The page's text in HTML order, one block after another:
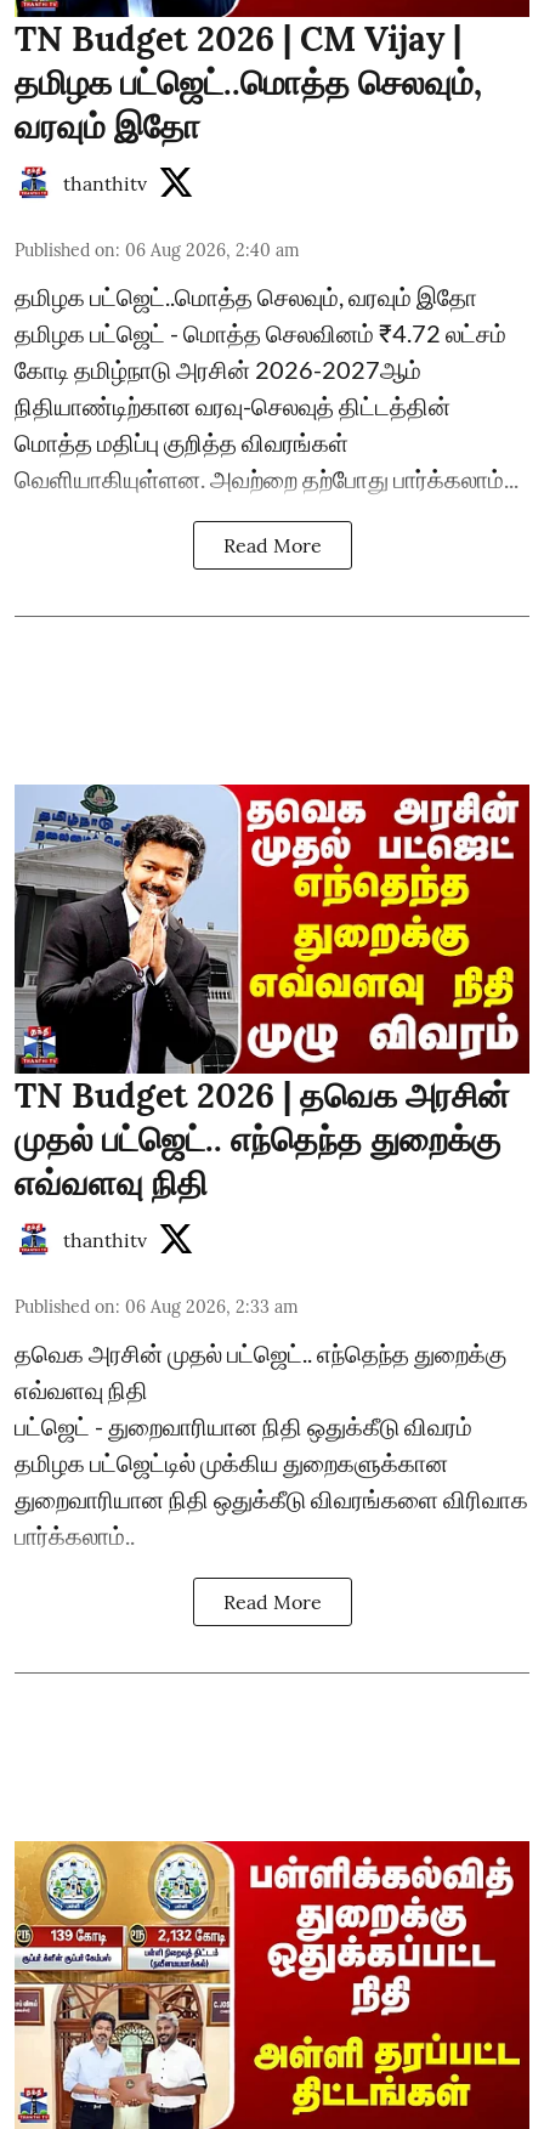
TN Budget 2026 | CM Vijay |
தமிழக பட்ஜெட்..மொத்த செலவும்,
வரவும் இதோ
thanthitv
Published on: 06 Aug 2026, 2:40 am
தமிழக பட்ஜெட்..மொத்த செலவும், வரவும் இதோ
தமிழக பட்ஜெட் - மொத்த செலவினம் ₹4.72 லட்சம்
கோடி தமிழ்நாடு அரசின் 2026-2027ஆம்
நிதியாண்டிற்கான வரவு-செலவுத் திட்டத்தின்
மொத்த மதிப்பு குறித்த விவரங்கள்
வெளியாகியுள்ளன. அவற்றை தற்போது பார்க்கலாம்...
Read More
TN Budget 2026 | தவெக அரசின்
முதல் பட்ஜெட்.. எந்தெந்த துறைக்கு
எவ்வளவு நிதி
thanthitv
Published on: 06 Aug 2026, 2:33 am
தவெக அரசின் முதல் பட்ஜெட்.. எந்தெந்த துறைக்கு
எவ்வளவு நிதி
பட்ஜெட் - துறைவாரியான நிதி ஒதுக்கீடு விவரம்
தமிழக பட்ஜெட்டில் முக்கிய துறைகளுக்கான
துறைவாரியான நிதி ஒதுக்கீடு விவரங்களை விரிவாக
பார்க்கலாம்..
Read More